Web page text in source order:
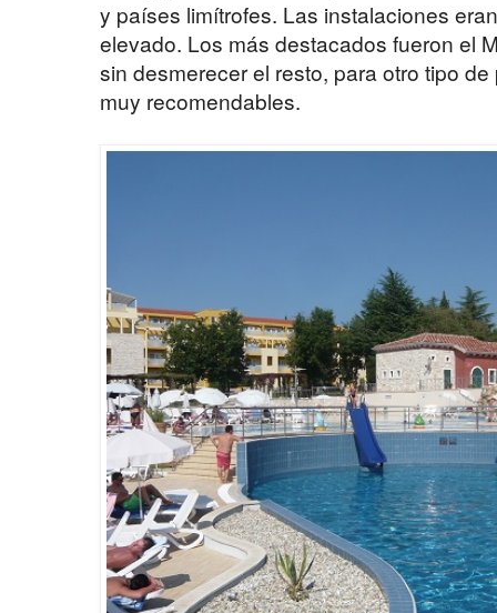
y países limítrofes. Las instalaciones
elevado. Los más destacados fueron el
sin desmerecer el resto, para otro tipo
muy recomendables.